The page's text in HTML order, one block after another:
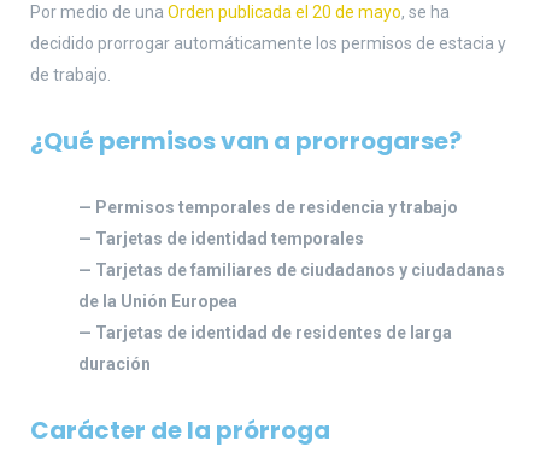
Por medio de una Orden publicada el 20 de mayo, se ha
decidido prorrogar automáticamente los permisos de estacia y
de trabajo.
¿Qué permisos van a prorrogarse?
— Permisos temporales de residencia y trabajo
— Tarjetas de identidad temporales
— Tarjetas de familiares de ciudadanos y ciudadanas
de la Unión Europea
— Tarjetas de identidad de residentes de larga
duración
Carácter de la prórroga